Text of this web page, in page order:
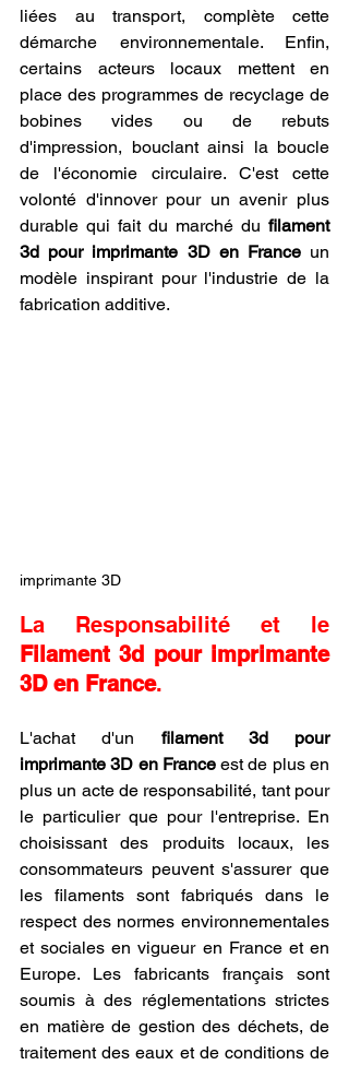
liées au transport, complète cette
démarche environnementale. Enfin,
certains acteurs locaux mettent en
place des programmes de recyclage de
bobines vides ou de rebuts
d'impression, bouclant ainsi la boucle
de l'économie circulaire. C'est cette
volonté d'innover pour un avenir plus
durable qui fait du marché du filament
3d pour imprimante 3D en France un
modèle inspirant pour l'industrie de la
fabrication additive.
imprimante 3D
Filament 3d pour imprimante
3D en France.
L'achat d'un filament 3d pour
imprimante 3D en France est de plus en
plus un acte de responsabilité, tant pour
le particulier que pour l'entreprise. En
choisissant des produits locaux, les
consommateurs peuvent s'assurer que
les filaments sont fabriqués dans le
respect des normes environnementales
et sociales en vigueur en France et en
Europe. Les fabricants français sont
soumis à des réglementations strictes
en matière de gestion des déchets, de
traitement des eaux et de conditions de